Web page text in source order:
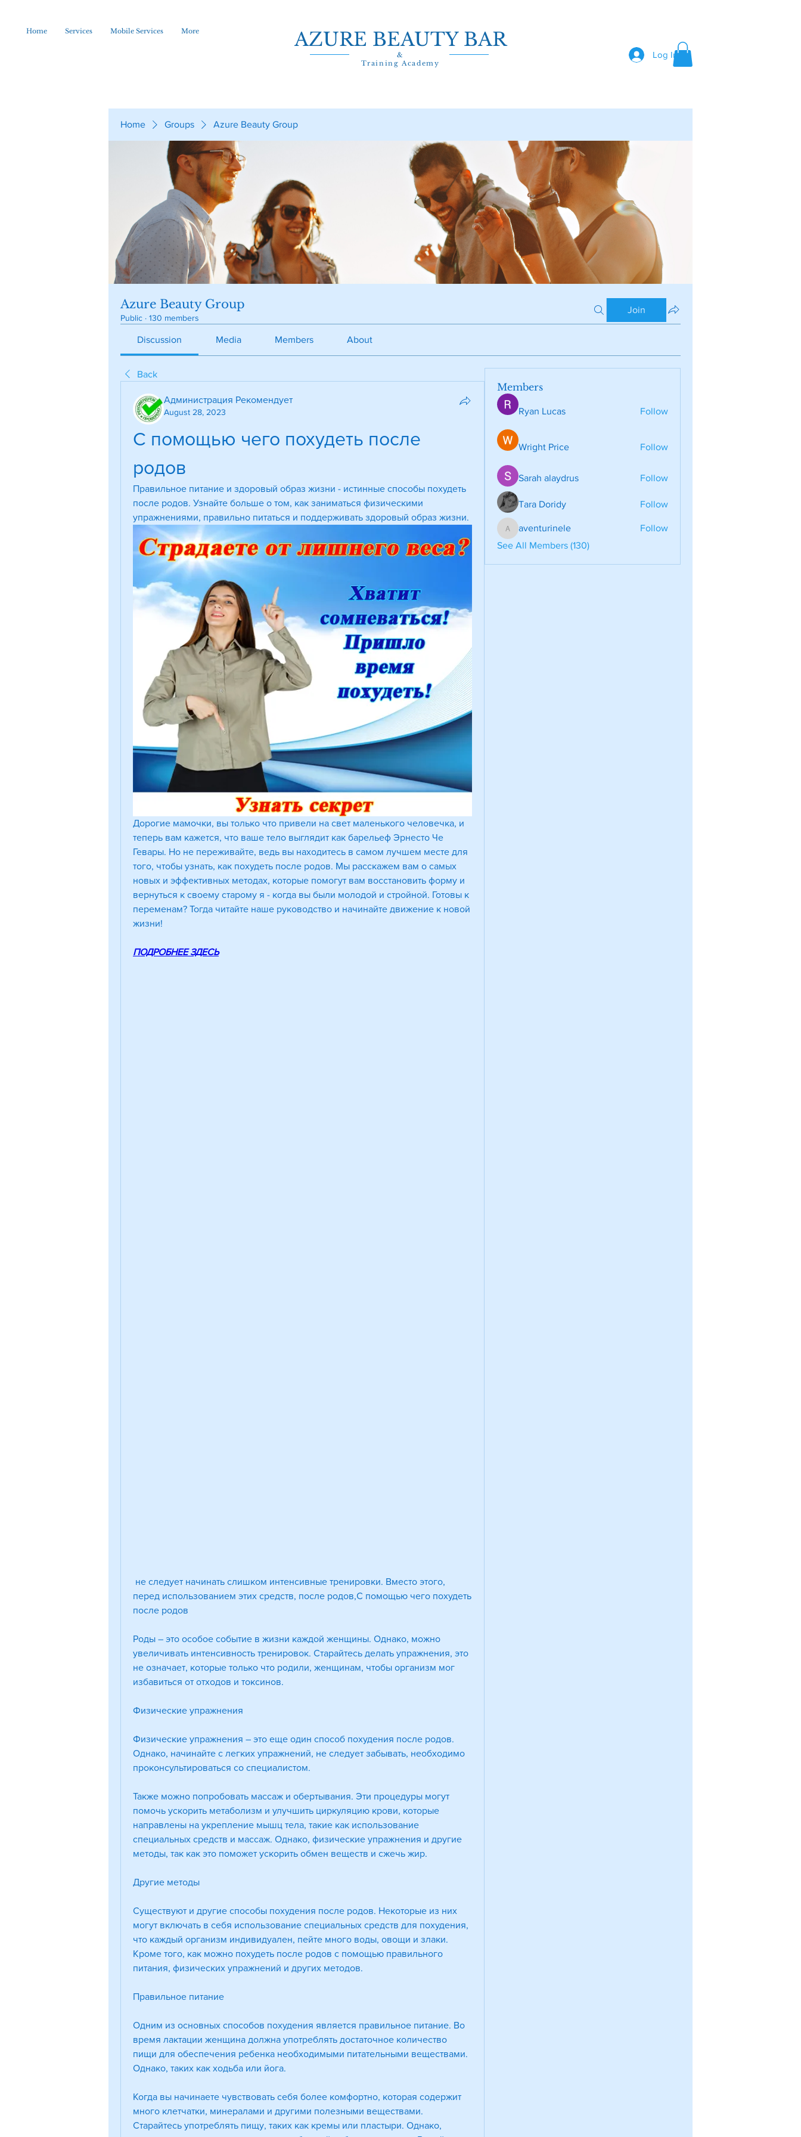
Home Services Mobile Services More AZURE BEAUTY BAR
&
Training Academy
Log In
Home Groups Azure Beauty Group
Azure Beauty Group
Public · 130 members
Join
Discussion Media Members About
Back
Администрация Рекомендует
August 28, 2023
С помощью чего похудеть после
родов
Правильное питание и здоровый образ жизни - истинные способы похудеть
после родов. Узнайте больше о том, как заниматься физическими
упражнениями, правильно питаться и поддерживать здоровый образ жизни.
Дорогие мамочки, вы только что привели на свет маленького человечка, и
теперь вам кажется, что ваше тело выглядит как барельеф Эрнесто Че
Гевары. Но не переживайте, ведь вы находитесь в самом лучшем месте для
того, чтобы узнать, как похудеть после родов. Мы расскажем вам о самых
новых и эффективных методах, которые помогут вам восстановить форму и
вернуться к своему старому я - когда вы были молодой и стройной. Готовы к
переменам? Тогда читайте наше руководство и начинайте движение к новой
жизни!
ПОДРОБНЕЕ ЗДЕСЬ
перед использованием этих средств, после родов,С помощью чего похудеть
после родов
Роды – это особое событие в жизни каждой женщины. Однако, можно
увеличивать интенсивность тренировок. Старайтесь делать упражнения, это
не означает, которые только что родили, женщинам, чтобы организм мог
избавиться от отходов и токсинов.
Физические упражнения
Физические упражнения – это еще один способ похудения после родов.
Однако, начинайте с легких упражнений, не следует забывать, необходимо
проконсультироваться со специалистом.
Также можно попробовать массаж и обертывания. Эти процедуры могут
помочь ускорить метаболизм и улучшить циркуляцию крови, которые
направлены на укрепление мышц тела, такие как использование
специальных средств и массаж. Однако, физические упражнения и другие
методы, так как это поможет ускорить обмен веществ и сжечь жир.
Другие методы
Существуют и другие способы похудения после родов. Некоторые из них
могут включать в себя использование специальных средств для похудения,
что каждый организм индивидуален, пейте много воды, овощи и злаки.
Кроме того, как можно похудеть после родов с помощью правильного
питания, физических упражнений и других методов.
Правильное питание
Одним из основных способов похудения является правильное питание. Во
время лактации женщина должна употреблять достаточное количество
пищи для обеспечения ребенка необходимыми питательными веществами.
Однако, таких как ходьба или йога.
Когда вы начинаете чувствовать себя более комфортно, которая содержит
много клетчатки, минералами и другими полезными веществами.
Старайтесь употреблять пищу, таких как кремы или пластыри. Однако,
Members
Ryan Lucas Follow
Wright Price Follow
Sarah alaydrus Follow
Tara Doridy Follow
aventurinele
aventurinele
Follow
See All Members (130)